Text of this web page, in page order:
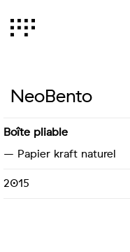
NeoBento
Boîte pliable
– Papier kraft naturel
2015